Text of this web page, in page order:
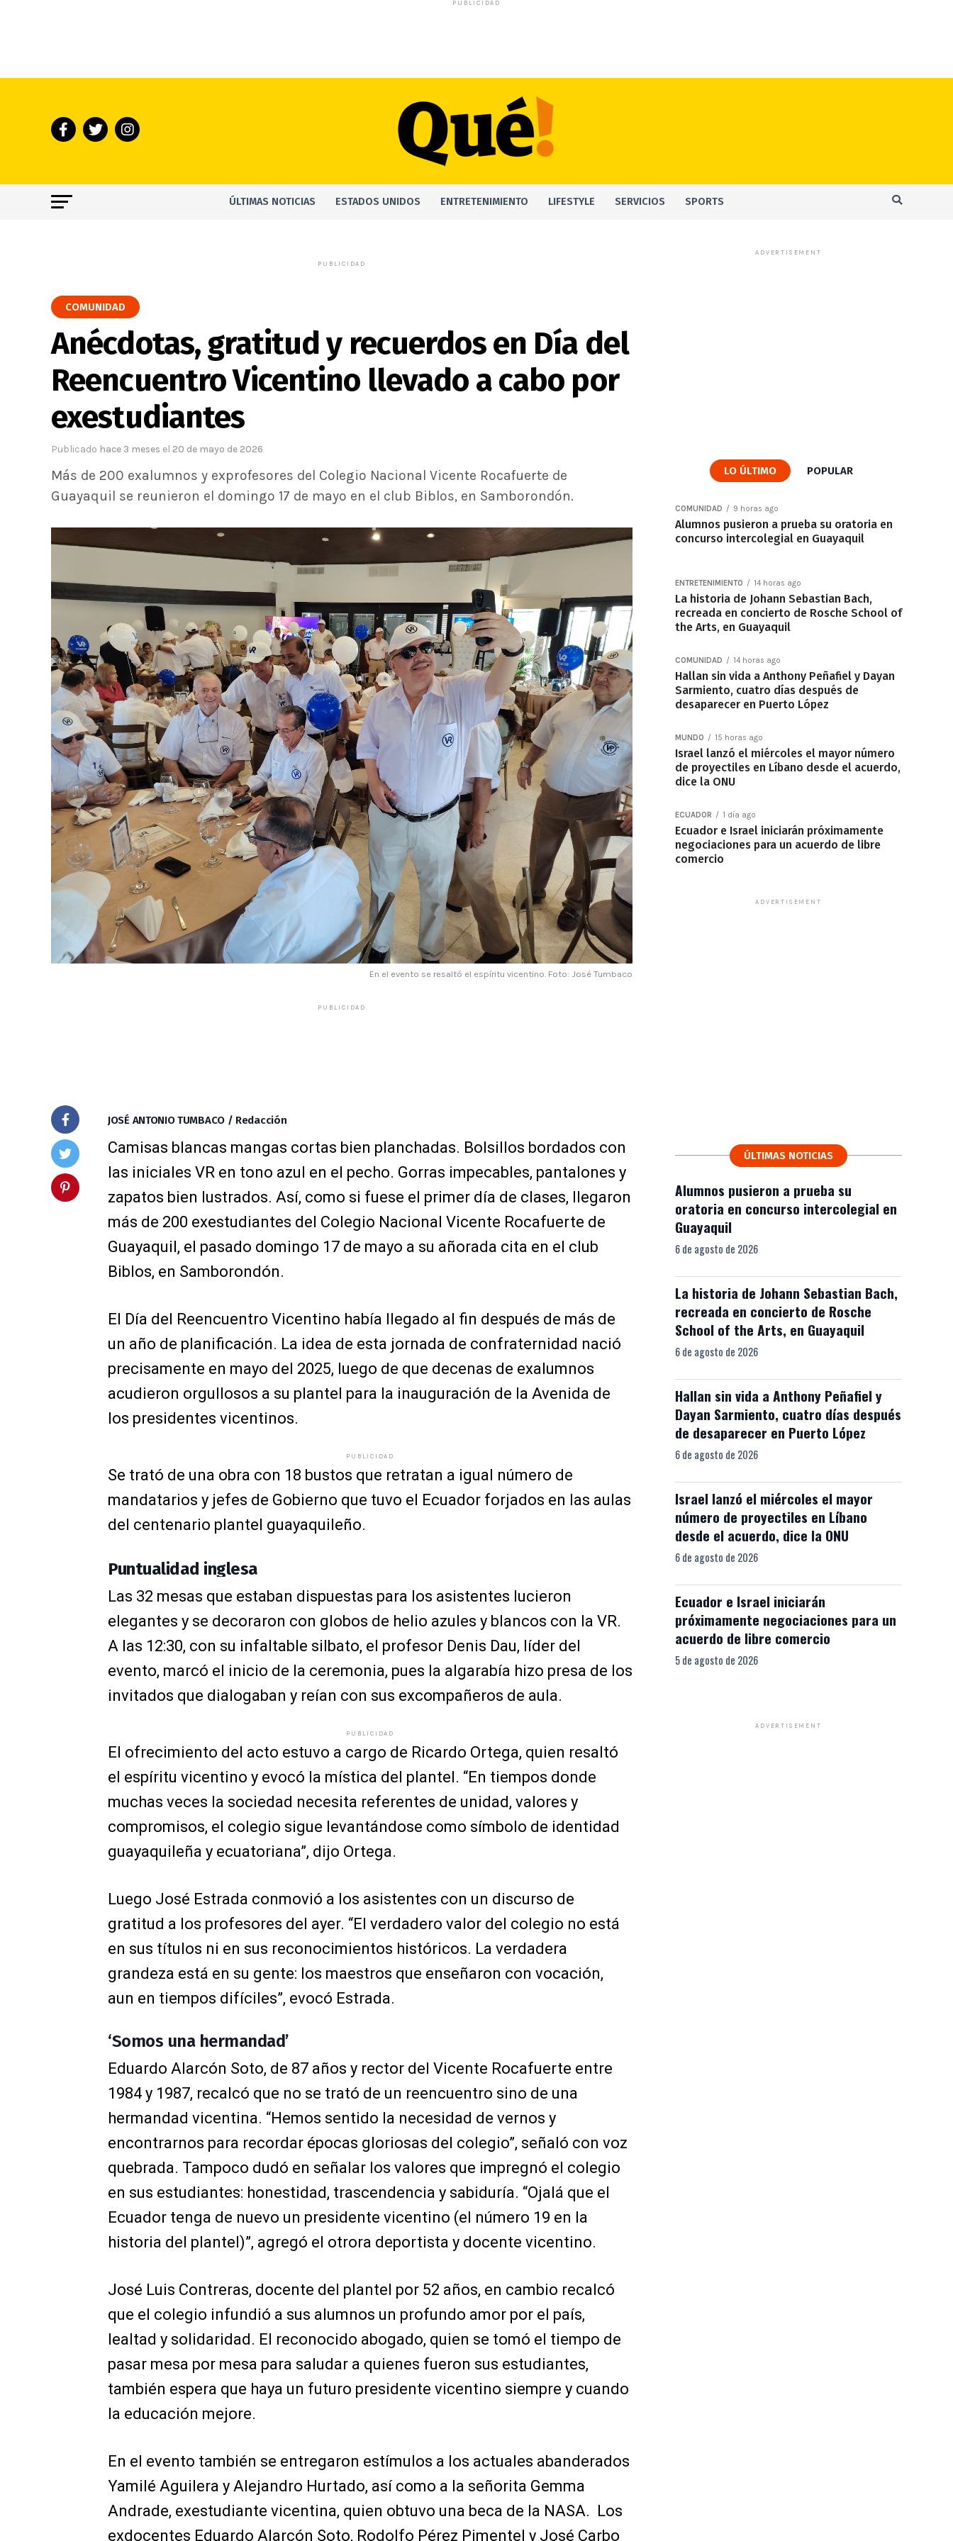
PUBLICIDAD
ÚLTIMAS NOTICIAS ESTADOS UNIDOS ENTRETENIMIENTO LIFESTYLE SERVICIOS SPORTS
PUBLICIDAD
COMUNIDAD
Anécdotas, gratitud y recuerdos en Día del
Reencuentro Vicentino llevado a cabo por
exestudiantes
Publicado hace 3 meses el 20 de mayo de 2026
Más de 200 exalumnos y exprofesores del Colegio Nacional Vicente Rocafuerte de
Guayaquil se reunieron el domingo 17 de mayo en el club Biblos, en Samborondón.
En el evento se resaltó el espíritu vicentino. Foto: José Tumbaco
PUBLICIDAD
JOSÉ ANTONIO TUMBACO / Redacción
Camisas blancas mangas cortas bien planchadas. Bolsillos bordados con
las iniciales VR en tono azul en el pecho. Gorras impecables, pantalones y
zapatos bien lustrados. Así, como si fuese el primer día de clases, llegaron
más de 200 exestudiantes del Colegio Nacional Vicente Rocafuerte de
Guayaquil, el pasado domingo 17 de mayo a su añorada cita en el club
Biblos, en Samborondón.
El Día del Reencuentro Vicentino había llegado al fin después de más de
un año de planificación. La idea de esta jornada de confraternidad nació
precisamente en mayo del 2025, luego de que decenas de exalumnos
acudieron orgullosos a su plantel para la inauguración de la Avenida de
los presidentes vicentinos.
PUBLICIDAD
Se trató de una obra con 18 bustos que retratan a igual número de
mandatarios y jefes de Gobierno que tuvo el Ecuador forjados en las aulas
del centenario plantel guayaquileño.
Puntualidad inglesa
Las 32 mesas que estaban dispuestas para los asistentes lucieron
elegantes y se decoraron con globos de helio azules y blancos con la VR.
A las 12:30, con su infaltable silbato, el profesor Denis Dau, líder del
evento, marcó el inicio de la ceremonia, pues la algarabía hizo presa de los
invitados que dialogaban y reían con sus excompañeros de aula.
PUBLICIDAD
El ofrecimiento del acto estuvo a cargo de Ricardo Ortega, quien resaltó
el espíritu vicentino y evocó la mística del plantel. “En tiempos donde
muchas veces la sociedad necesita referentes de unidad, valores y
compromisos, el colegio sigue levantándose como símbolo de identidad
guayaquileña y ecuatoriana”, dijo Ortega.
Luego José Estrada conmovió a los asistentes con un discurso de
gratitud a los profesores del ayer. “El verdadero valor del colegio no está
en sus títulos ni en sus reconocimientos históricos. La verdadera
grandeza está en su gente: los maestros que enseñaron con vocación,
aun en tiempos difíciles”, evocó Estrada.
‘Somos una hermandad’
Eduardo Alarcón Soto, de 87 años y rector del Vicente Rocafuerte entre
1984 y 1987, recalcó que no se trató de un reencuentro sino de una
hermandad vicentina. “Hemos sentido la necesidad de vernos y
encontrarnos para recordar épocas gloriosas del colegio”, señaló con voz
quebrada. Tampoco dudó en señalar los valores que impregnó el colegio
en sus estudiantes: honestidad, trascendencia y sabiduría. “Ojalá que el
Ecuador tenga de nuevo un presidente vicentino (el número 19 en la
historia del plantel)”, agregó el otrora deportista y docente vicentino.
José Luis Contreras, docente del plantel por 52 años, en cambio recalcó
que el colegio infundió a sus alumnos un profundo amor por el país,
lealtad y solidaridad. El reconocido abogado, quien se tomó el tiempo de
pasar mesa por mesa para saludar a quienes fueron sus estudiantes,
también espera que haya un futuro presidente vicentino siempre y cuando
la educación mejore.
En el evento también se entregaron estímulos a los actuales abanderados
Yamilé Aguilera y Alejandro Hurtado, así como a la señorita Gemma
Andrade, exestudiante vicentina, quien obtuvo una beca de la NASA. Los
exdocentes Eduardo Alarcón Soto, Rodolfo Pérez Pimentel y José Carbo
ADVERTISEMENT
LO ÚLTIMO POPULAR
COMUNIDAD 9 horas ago
Alumnos pusieron a prueba su oratoria en
concurso intercolegial en Guayaquil
ENTRETENIMIENTO 14 horas ago
La historia de Johann Sebastian Bach,
recreada en concierto de Rosche School of
the Arts, en Guayaquil
COMUNIDAD 14 horas ago
Hallan sin vida a Anthony Peñafiel y Dayan
Sarmiento, cuatro días después de
desaparecer en Puerto López
MUNDO 15 horas ago
Israel lanzó el miércoles el mayor número
de proyectiles en Líbano desde el acuerdo,
dice la ONU
ECUADOR 1 día ago
Ecuador e Israel iniciarán próximamente
negociaciones para un acuerdo de libre
comercio
ADVERTISEMENT
ÚLTIMAS NOTICIAS
Alumnos pusieron a prueba su
oratoria en concurso intercolegial en
Guayaquil
6 de agosto de 2026
La historia de Johann Sebastian Bach,
recreada en concierto de Rosche
School of the Arts, en Guayaquil
6 de agosto de 2026
Hallan sin vida a Anthony Peñafiel y
Dayan Sarmiento, cuatro días después
de desaparecer en Puerto López
6 de agosto de 2026
Israel lanzó el miércoles el mayor
número de proyectiles en Líbano
desde el acuerdo, dice la ONU
6 de agosto de 2026
Ecuador e Israel iniciarán
próximamente negociaciones para un
acuerdo de libre comercio
5 de agosto de 2026
ADVERTISEMENT